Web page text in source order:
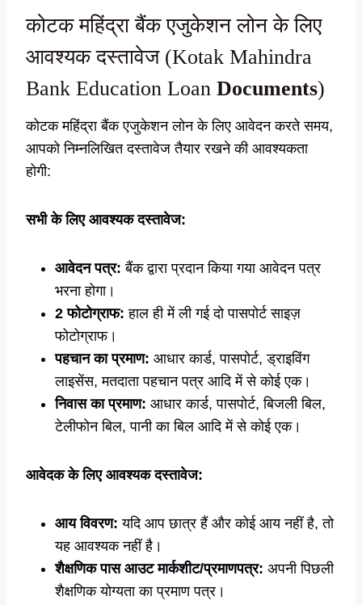
कोटक महिंद्रा बैंक एजुकेशन लोन के लिए
आवश्यक दस्तावेज (Kotak Mahindra
Bank Education Loan Documents)
कोटक महिंद्रा बैंक एजुकेशन लोन के लिए आवेदन करते समय,
आपको निम्नलिखित दस्तावेज तैयार रखने की आवश्यकता
होगी:
सभी के लिए आवश्यक दस्तावेज:
आवेदन पत्र: बैंक द्वारा प्रदान किया गया आवेदन पत्र
भरना होगा।
2 फोटोग्राफ: हाल ही में ली गई दो पासपोर्ट साइज़
फोटोग्राफ।
पहचान का प्रमाण: आधार कार्ड, पासपोर्ट, ड्राइविंग
लाइसेंस, मतदाता पहचान पत्र आदि में से कोई एक।
निवास का प्रमाण: आधार कार्ड, पासपोर्ट, बिजली बिल,
टेलीफोन बिल, पानी का बिल आदि में से कोई एक।
आवेदक के लिए आवश्यक दस्तावेज:
आय विवरण: यदि आप छात्र हैं और कोई आय नहीं है, तो
यह आवश्यक नहीं है।
शैक्षणिक पास आउट मार्कशीट/प्रमाणपत्र: अपनी पिछली
शैक्षणिक योग्यता का प्रमाण पत्र।